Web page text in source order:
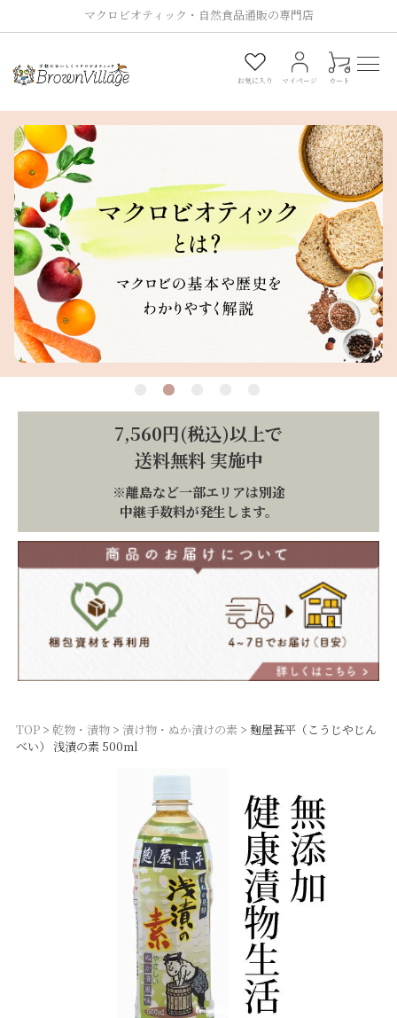
マクロビオティック・自然食品通販の専門店
お気に入り マイページ カート
0
7,560円(税込)以上で
送料無料 実施中
※離島など一部エリアは別途
中継手数料が発生します。
TOP 乾物・漬物 漬け物・ぬか漬けの素
麹屋甚平（こうじやじん
べい） 浅漬の素 500ml